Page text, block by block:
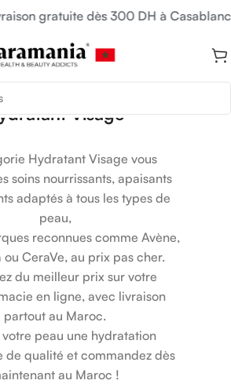
gratuite dès 300 DH à Casablanca🚛
Visage
Hydratant Visage vous
soins nourrissants, apaisants
adaptés à tous les types de
peau,
reconnues comme Avène,
ou CeraVe, au prix pas cher.
du meilleur prix sur votre
en ligne, avec livraison
partout au Maroc.
peau une hydratation
de qualité et commandez dès
au Maroc !